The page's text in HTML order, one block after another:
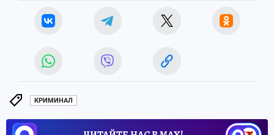
КРИМИНАЛ